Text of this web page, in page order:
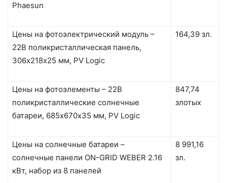
Phaesun
Цены на фотоэлектрический модуль –
22В поликристаллическая панель,
306х218х25 мм, PV Logic
164,39 зл.
Цены на фотоэлементы – 22В
поликристаллические солнечные
батареи, 685х670х35 мм, PV Logic
847,74
злотых
Цены на солнечные батареи –
солнечные панели ON-GRID WEBER 2.16
кВт, набор из 8 панелей
8 991,16
зл.